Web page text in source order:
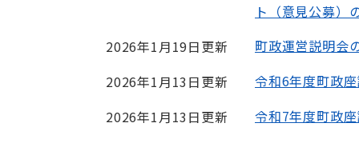
ト（意見公募）
2026年1月19日更新
町政運営説明会
2026年1月13日更新
令和6年度町政
2026年1月13日更新
令和7年度町政